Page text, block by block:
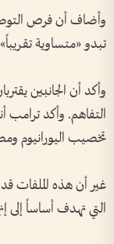
وأضاف أن فرص
تبدو «متساوية
وأكد أن الجانبين
التفاهم. وأكد ترامب
تخصيب اليورانيوم
غير أن هذه الملفات
التي تهدف أساساً